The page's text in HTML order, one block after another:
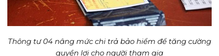
Thông tư 04 nâng mức chi trả bảo hiểm để tăng cường
quyền lợi cho người tham gia